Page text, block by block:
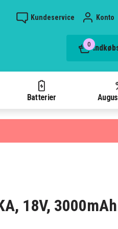
Kundeservice Konto
0
Batterier
18V, 3000mAh